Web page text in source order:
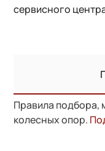
сервисного
Правила подбора,
колесных опор.